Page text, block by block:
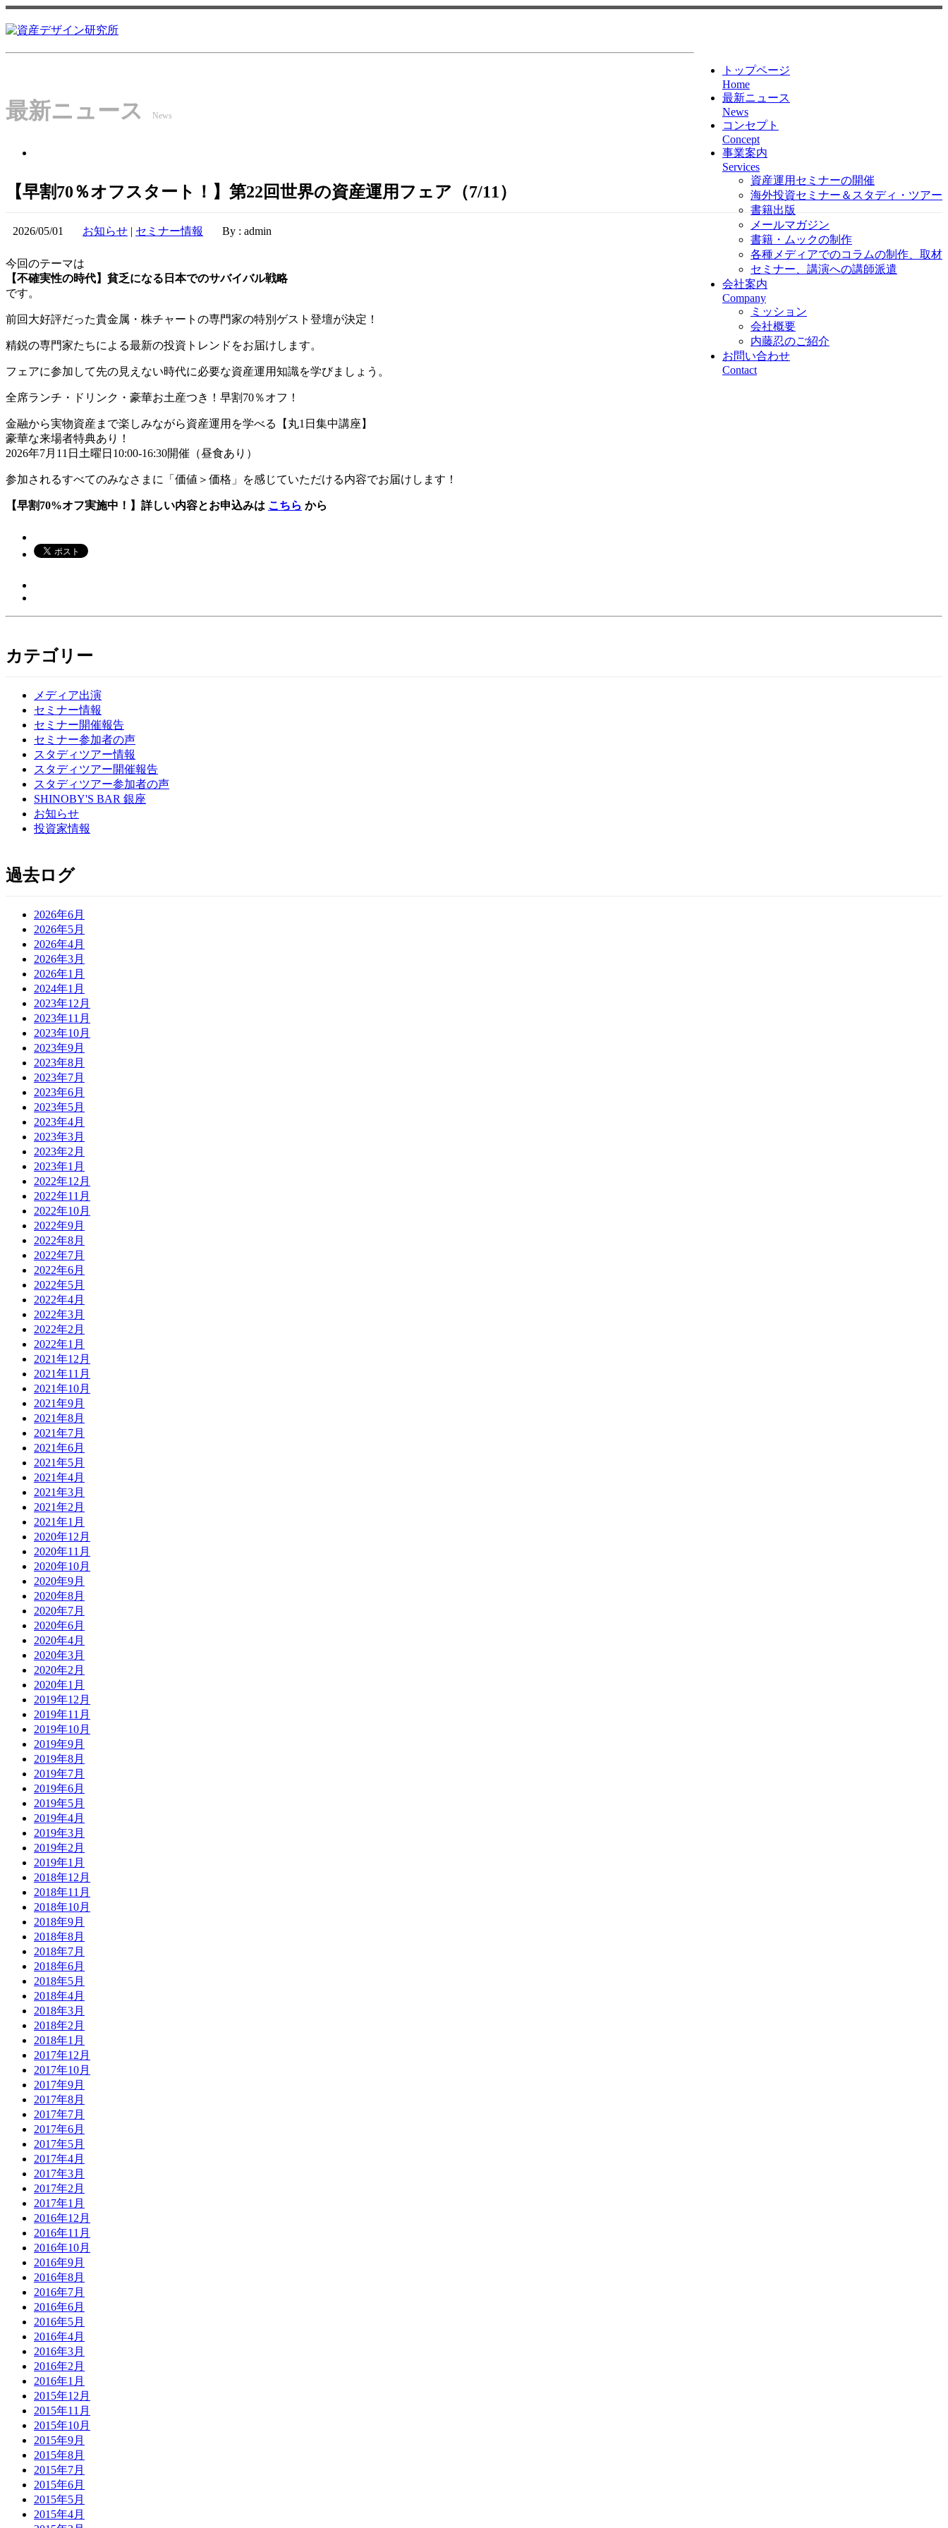
トップページ
Home
最新ニュース
News
コンセプト
Concept
事業案内
Services
資産運用セミナーの開催
海外投資セミナー＆スタディ・ツアー
書籍出版
メールマガジン
書籍・ムックの制作
各種メディアでのコラムの制作、取材
セミナー、講演への講師派遣
会社案内
Company
ミッション
会社概要
内藤忍のご紹介
お問い合わせ
Contact
最新ニュース News
【早割70％オフスタート！】第22回世界の資産運用フェア（7/11）
2026/05/01 お知らせ | セミナー情報 By : admin
今回のテーマは
【不確実性の時代】貧乏になる日本でのサバイバル戦略
です。
前回大好評だった貴金属・株チャートの専門家の特別ゲスト登壇が決定！
精鋭の専門家たちによる最新の投資トレンドをお届けします。
フェアに参加して先の見えない時代に必要な資産運用知識を学びましょう。
全席ランチ・ドリンク・豪華お土産つき！早割70％オフ！
金融から実物資産まで楽しみながら資産運用を学べる【丸1日集中講座】
豪華な来場者特典あり！
2026年7月11日土曜日10:00-16:30開催（昼食あり）
参加されるすべてのみなさまに「価値＞価格」を感じていただける内容でお届けします！
【早割70%オフ実施中！】詳しい内容とお申込みは こちら から
カテゴリー
メディア出演
セミナー情報
セミナー開催報告
セミナー参加者の声
スタディツアー情報
スタディツアー開催報告
スタディツアー参加者の声
SHINOBY'S BAR 銀座
お知らせ
投資家情報
過去ログ
2026年6月
2026年5月
2026年4月
2026年3月
2026年1月
2024年1月
2023年12月
2023年11月
2023年10月
2023年9月
2023年8月
2023年7月
2023年6月
2023年5月
2023年4月
2023年3月
2023年2月
2023年1月
2022年12月
2022年11月
2022年10月
2022年9月
2022年8月
2022年7月
2022年6月
2022年5月
2022年4月
2022年3月
2022年2月
2022年1月
2021年12月
2021年11月
2021年10月
2021年9月
2021年8月
2021年7月
2021年6月
2021年5月
2021年4月
2021年3月
2021年2月
2021年1月
2020年12月
2020年11月
2020年10月
2020年9月
2020年8月
2020年7月
2020年6月
2020年4月
2020年3月
2020年2月
2020年1月
2019年12月
2019年11月
2019年10月
2019年9月
2019年8月
2019年7月
2019年6月
2019年5月
2019年4月
2019年3月
2019年2月
2019年1月
2018年12月
2018年11月
2018年10月
2018年9月
2018年8月
2018年7月
2018年6月
2018年5月
2018年4月
2018年3月
2018年2月
2018年1月
2017年12月
2017年10月
2017年9月
2017年8月
2017年7月
2017年6月
2017年5月
2017年4月
2017年3月
2017年2月
2017年1月
2016年12月
2016年11月
2016年10月
2016年9月
2016年8月
2016年7月
2016年6月
2016年5月
2016年4月
2016年3月
2016年2月
2016年1月
2015年12月
2015年11月
2015年10月
2015年9月
2015年8月
2015年7月
2015年6月
2015年5月
2015年4月